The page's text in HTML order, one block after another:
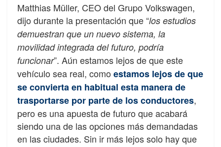
Matthias Müller, CEO del Grupo Volkswagen,
dijo durante la presentación que “los estudios
demuestran que un nuevo sistema, la
movilidad integrada del futuro, podría
funcionar”. Aún estamos lejos de que este
vehículo sea real, como estamos lejos de que
se convierta en habitual esta manera de
trasportarse por parte de los conductores,
pero es una apuesta de futuro que acabará
siendo una de las opciones más demandadas
en las ciudades. Sin ir más lejos solo hay que